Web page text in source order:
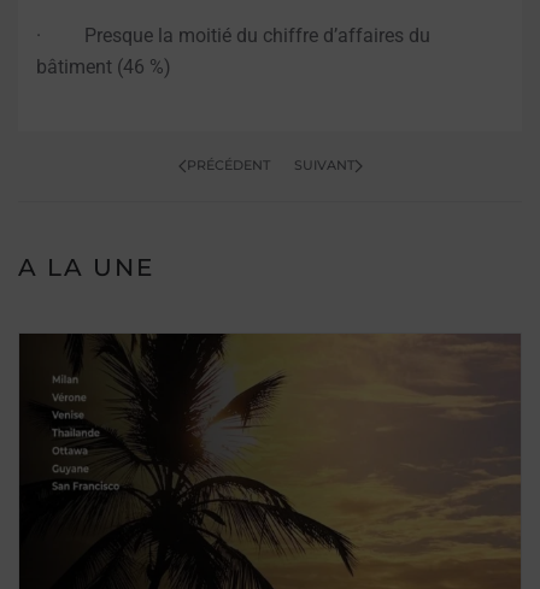
· Presque la moitié du chiffre d’affaires du
bâtiment (46 %)
PRÉCÉDENT SUIVANT
A LA UNE